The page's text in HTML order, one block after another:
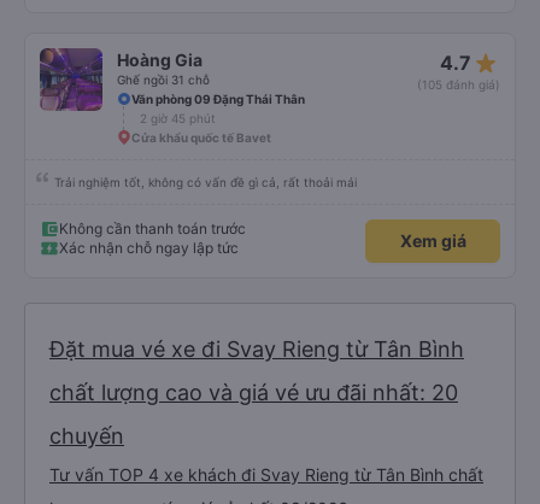
đó là số tiền chúng tôi đã trả. Hãy cẩn thận với điều này. Tuy nhiên, xe buýt
rất tuyệt. Cực kỳ thoải mái với nhiều chỗ để chân! Chỉ dừng lại hai lần (bao
gồm cả khi qua biên giới) trong 6,5 giờ để đi vệ sinh trong 5 phút. Khá khó
chịu đối với người có bàng quang nhỏ. Họ cũng cho chúng tôi đồ ăn nhẹ và
nước uống, điều này cũng rất tốt.)
Hoàng Gia
Ghế ngồi 31 chỗ
4.7 star_rate
(105 đánh giá)
Văn phòng 09 Đặng Thái Thân
2 giờ 45 phút
Cửa khẩu quốc tế Bavet
Trải nghiệm tốt, không có vấn đề gì cả, rất thoải mái
Không cần thanh toán trước
Xác nhận chỗ ngay lập tức
Xem giá
Đặt mua vé xe đi Svay Rieng từ Tân Bình
chất lượng cao và giá vé ưu đãi nhất: 20
chuyến
Tư vấn TOP 4 xe khách đi Svay Rieng từ Tân Bình chất